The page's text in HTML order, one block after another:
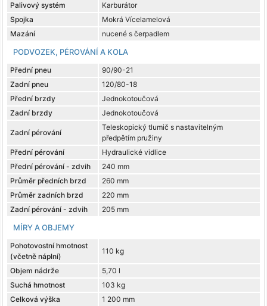
Palivový systém
Karburátor
Spojka
Mokrá Vícelamelová
Mazání
nucené s čerpadlem
PODVOZEK, PÉROVÁNÍ A KOLA
Přední pneu
90/90-21
Zadní pneu
120/80-18
Přední brzdy
Jednokotoučová
Zadní brzdy
Jednokotoučová
Zadní pérování
Teleskopický tlumič s nastavitelným
předpětím pružiny
Přední pérování
Hydraulické vidlice
Přední pérování - zdvih
240 mm
Průměr předních brzd
260 mm
Průměr zadních brzd
220 mm
Zadní pérování - zdvih
205 mm
MÍRY A OBJEMY
Pohotovostní hmotnost
(včetně náplní)
110 kg
Objem nádrže
5,70 l
Suchá hmotnost
103 kg
Celková výška
1 200 mm